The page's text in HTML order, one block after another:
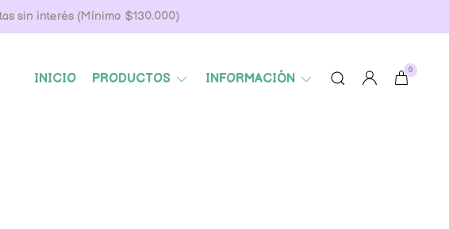
sin interés (Mínimo $130.000)
INICIO PRODUCTOS INFORMACIÓN
0